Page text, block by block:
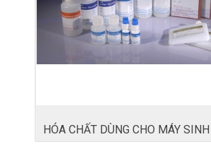
HÓA CHẤT DÙNG CHO MÁY